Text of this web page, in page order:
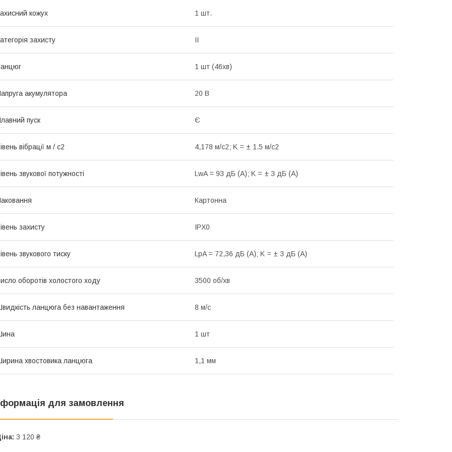
кожух 1 шт.
захисту II
1 шт (46хв)
акумулятора 20 В
пуск Є
вібрації м / с2 4,178 м/с2; K = ± 1.5 м/с2
звукової потужності LwA = 93 дБ (А); K = ± 3 дБ (А)
Картонна
захисту IPX0
звукового тиску LpA = 72,36 дБ (А); K = ± 3 дБ (А)
оборотів холостого ходу 3500 об/хв
ланцюга без навантаження 8 м/с
1 шт
хвостовика ланцюга 1,1 мм
для замовлення
3 120 ₴